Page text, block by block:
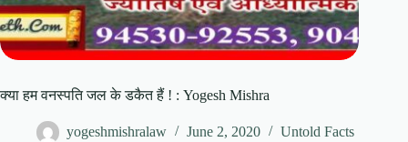
क्या हम वनस्पति जल के डकैत हैं ! : Yogesh Mishra
yogeshmishralaw June 2, 2020 Untold Facts